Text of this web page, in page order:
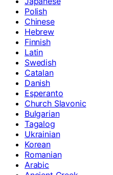
Polish
Chinese
Hebrew
Finnish
Latin
Swedish
Catalan
Danish
Esperanto
Church Slavonic
Bulgarian
Tagalog
Ukrainian
Korean
Romanian
Arabic